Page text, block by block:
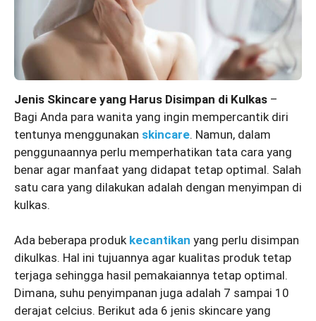
Jenis Skincare yang Harus Disimpan di Kulkas –
Bagi Anda para wanita yang ingin mempercantik diri
tentunya menggunakan skincare. Namun, dalam
penggunaannya perlu memperhatikan tata cara yang
benar agar manfaat yang didapat tetap optimal. Salah
satu cara yang dilakukan adalah dengan menyimpan di
kulkas.
Ada beberapa produk kecantikan yang perlu disimpan
dikulkas. Hal ini tujuannya agar kualitas produk tetap
terjaga sehingga hasil pemakaiannya tetap optimal.
Dimana, suhu penyimpanan juga adalah 7 sampai 10
derajat celcius. Berikut ada 6 jenis skincare yang